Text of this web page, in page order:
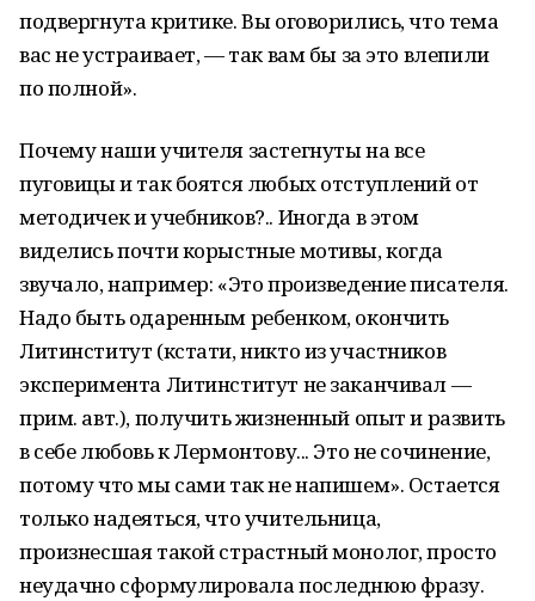
подвергнута критике. Вы оговорились, что тема
вас не устраивает, — так вам бы за это влепили
по полной».
Почему наши учителя застегнуты на все
пуговицы и так боятся любых отступлений от
методичек и учебников?.. Иногда в этом
виделись почти корыстные мотивы, когда
звучало, например: «Это произведение писателя.
Надо быть одаренным ребенком, окончить
Литинститут (кстати, никто из участников
эксперимента Литинститут не заканчивал —
прим. авт.), получить жизненный опыт и развить
в себе любовь к Лермонтову... Это не сочинение,
потому что мы сами так не напишем». Остается
только надеяться, что учительница,
произнесшая такой страстный монолог, просто
неудачно сформулировала последнюю фразу.